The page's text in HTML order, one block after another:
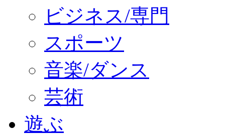
ビジネス/専門
スポーツ
音楽/ダンス
芸術
遊ぶ